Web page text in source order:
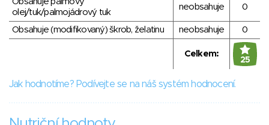
olej/tuk/palmojádrový tuk
neobsahuje 0
Obsahuje (modifikovaný) škrob, želatinu neobsahuje 0
Celkem:
25
Jak hodnotíme? Podívejte se na náš systém hodnocení.